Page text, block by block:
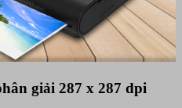
giải 287 x 287 dpi